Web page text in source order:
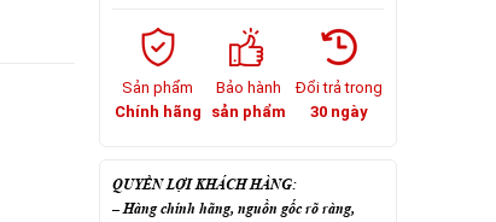
Sản phẩm
Chính hãng
Bảo hành
sản phẩm
Đổi trả trong
30 ngày
QUYỀN LỢI KHÁCH HÀNG:
– Hàng chính hãng, nguồn gốc rõ ràng,